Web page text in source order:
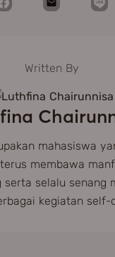
Written By
mahasiswa
membawa
serta selalu senang
kegiatan self-